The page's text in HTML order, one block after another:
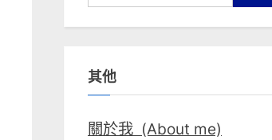
尋
關
字:
其他
關於我 (About me)